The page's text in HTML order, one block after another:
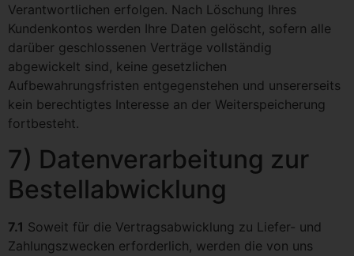
Verantwortlichen erfolgen. Nach Löschung Ihres
Kundenkontos werden Ihre Daten gelöscht, sofern alle
darüber geschlossenen Verträge vollständig
abgewickelt sind, keine gesetzlichen
Aufbewahrungsfristen entgegenstehen und unsererseits
kein berechtigtes Interesse an der Weiterspeicherung
fortbesteht.
7) Datenverarbeitung zur
Bestellabwicklung
7.1 Soweit für die Vertragsabwicklung zu Liefer- und
Zahlungszwecken erforderlich, werden die von uns